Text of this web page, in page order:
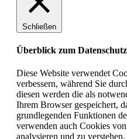
Schließen
Überblick zum Datenschutz
Diese Website verwendet
verbessern, während Sie
diesen werden die als
Ihrem Browser gespeichert,
grundlegenden Funktionen
verwenden auch Cookies
analysieren und zu